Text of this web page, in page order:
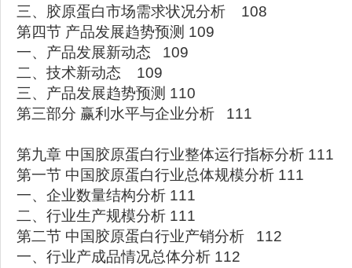
三、胶原蛋白市场需求状况分析 108
第四节 产品发展趋势预测 109
一、产品发展新动态 109
二、技术新动态 109
三、产品发展趋势预测 110
第三部分 赢利水平与企业分析 111
第九章 中国胶原蛋白行业整体运行指标分析 111
第一节 中国胶原蛋白行业总体规模分析 111
一、企业数量结构分析 111
二、行业生产规模分析 111
第二节 中国胶原蛋白行业产销分析 112
一、行业产成品情况总体分析 112